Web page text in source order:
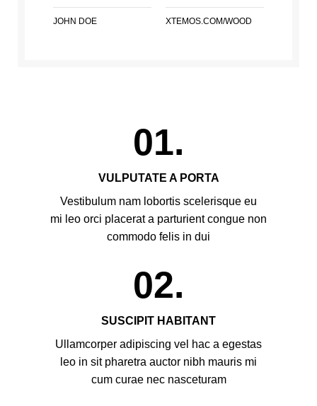
JOHN DOE XTEMOS.COM/WOOD
01.
VULPUTATE A PORTA
Vestibulum nam lobortis scelerisque eu
mi leo orci placerat a parturient congue non
commodo felis in dui
02.
SUSCIPIT HABITANT
Ullamcorper adipiscing vel hac a egestas
leo in sit pharetra auctor nibh mauris mi
cum curae nec nasceturam